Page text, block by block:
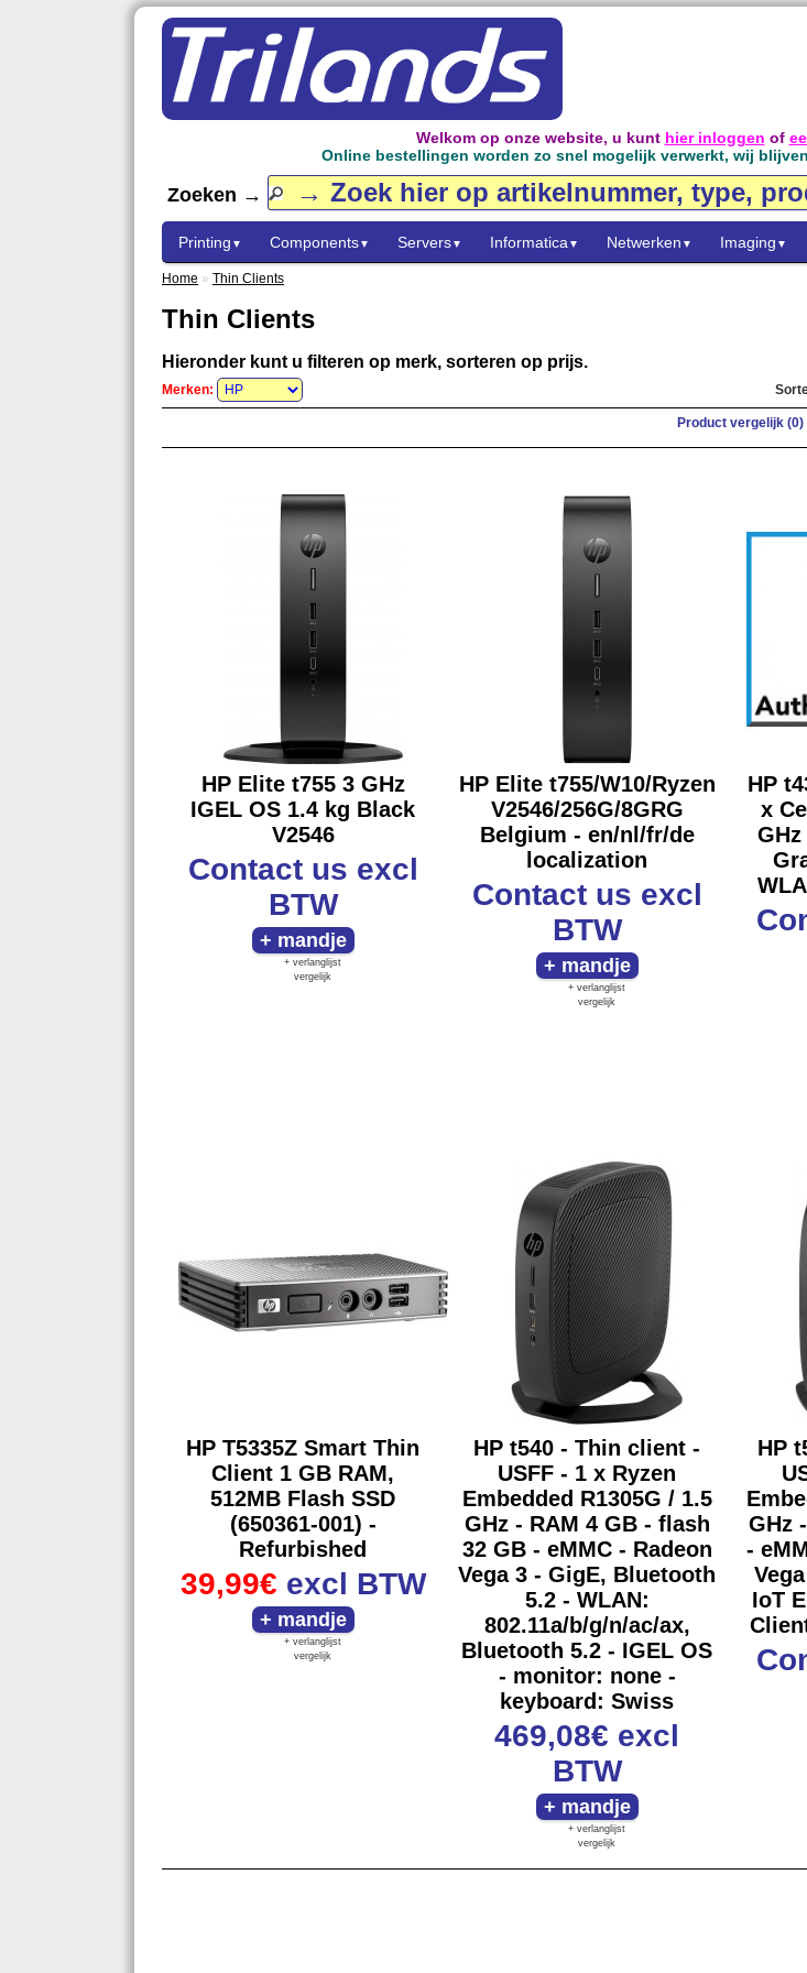
Welkom op onze website, u kunt hier inloggen of
Online bestellingen worden zo snel mogelijk verwerkt, wij
Zoeken →
Printing ▼ Components▼ Servers▼ Informatica ▼ Netwerken ▼ Imaging ▼
Home » Thin Clients
Thin Clients
Hieronder kunt u filteren op merk, sorteren op prijs.
Merken:
Product vergelijk (0)
HP Elite t755 3 GHz
IGEL OS 1.4 kg Black
V2546
Contact us excl
BTW
+ verlanglijst
vergelijk
HP Elite t755/W10/Ryzen
V2546/256G/8GRG
Belgium - en/nl/fr/de
localization
Contact us excl
BTW
+ verlanglijst
vergelijk
HP
x
HP T5335Z Smart Thin
Client 1 GB RAM,
512MB Flash SSD
(650361-001) -
Refurbished
39,99€ excl BTW
+ verlanglijst
vergelijk
HP t540 - Thin client -
USFF - 1 x Ryzen
Embedded R1305G / 1.5
GHz - RAM 4 GB - flash
32 GB - eMMC - Radeon
Vega 3 - GigE, Bluetooth
5.2 - WLAN:
802.11a/b/g/n/ac/ax,
Bluetooth 5.2 - IGEL OS
- monitor: none -
keyboard: Swiss
469,08€ excl
BTW
+ verlanglijst
vergelijk
HP
GHz
-
IoT